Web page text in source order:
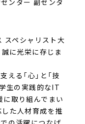
センター 副センタ
スペシャリスト大
誠に光栄に存じま
る「心」と「技
生の実践的なIT
取り組んでまい
た人材育成を推